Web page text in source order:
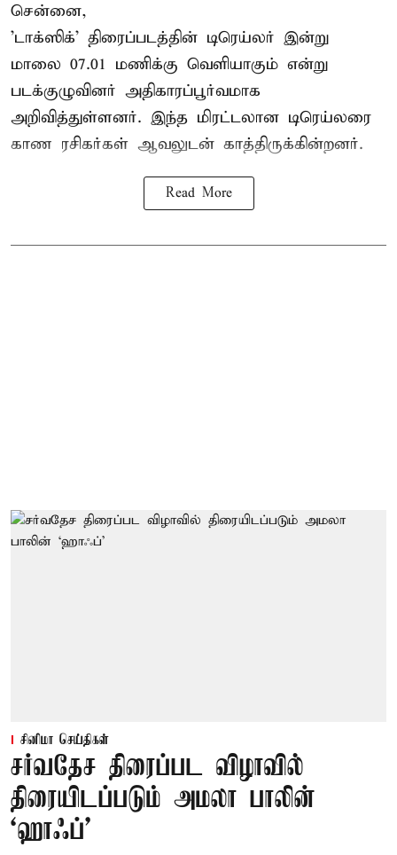
சென்னை,
'டாக்ஸிக்' திரைப்படத்தின் டிரெய்லர் இன்று
மாலை 07.01 மணிக்கு வெளியாகும் என்று
படக்குழுவினர் அதிகாரப்பூர்வமாக
அறிவித்துள்ளனர். இந்த மிரட்டலான டிரெய்லரை
காண ரசிகர்கள் ஆவலுடன் காத்திருக்கின்றனர்.
Read More
சினிமா செய்திகள்
சர்வதேச திரைப்பட விழாவில்
திரையிடப்படும் அமலா பாலின்
‘ஹாஃப்’